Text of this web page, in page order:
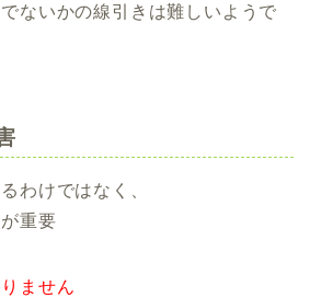
ないかの線引きは難しいようで
わけではなく、
重要
ません